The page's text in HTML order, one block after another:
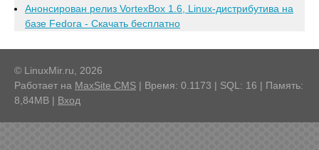
Анонсирован релиз VortexBox 1.6, Linux-дистрибутива на
базе Fedora - Скачать бесплатно
© LinuxMir.ru, 2026
Работает на MaxSite CMS | Время: 0.1173 | SQL: 16 | Память:
8,84MB | Вход